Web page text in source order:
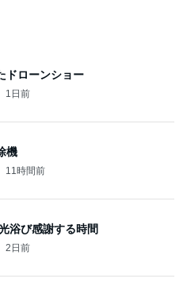
ドローンショー
1日前
機
11時間前
浴び感謝する時間
2日前